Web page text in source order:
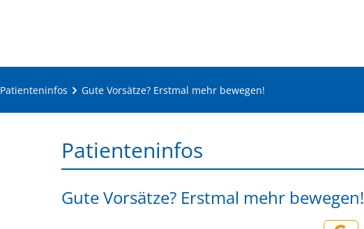
Patienteninfos Gute Vorsätze? Erstmal mehr bewegen!
Patienteninfos
Gute Vorsätze? Erstmal mehr bewegen!